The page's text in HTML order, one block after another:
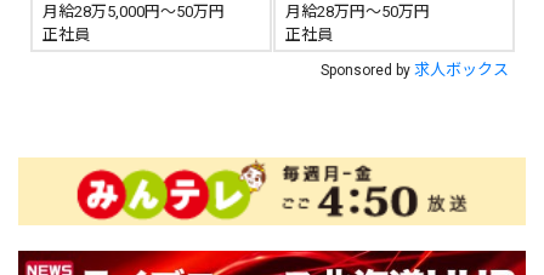
月給28万5,000円～50万円
正社員
月給28万円～50万円
正社員
Sponsored by 求人ボックス